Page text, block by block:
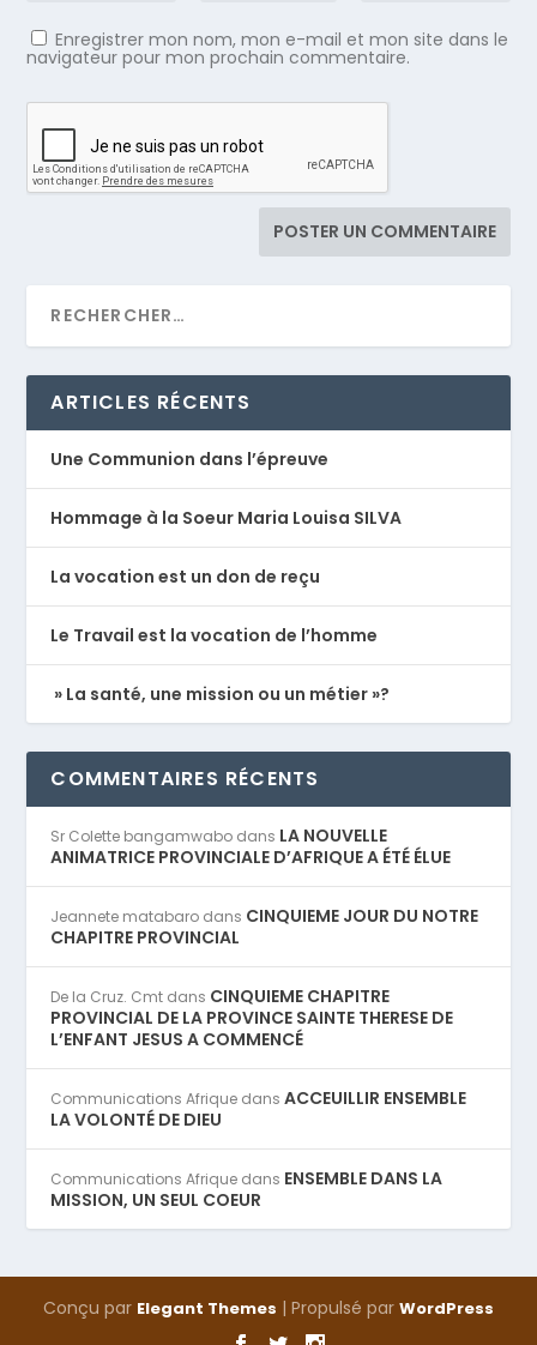
Enregistrer mon nom, mon e-mail et mon site dans le
navigateur pour mon prochain commentaire.
ARTICLES RÉCENTS
Une Communion dans l’épreuve
Hommage à la Soeur Maria Louisa SILVA
La vocation est un don de reçu
Le Travail est la vocation de l’homme
» La santé, une mission ou un métier »?
COMMENTAIRES RÉCENTS
Sr Colette bangamwabo dans LA NOUVELLE
ANIMATRICE PROVINCIALE D’AFRIQUE A ÉTÉ ÉLUE
Jeannete matabaro dans CINQUIEME JOUR DU NOTRE
CHAPITRE PROVINCIAL
De la Cruz. Cmt dans CINQUIEME CHAPITRE
PROVINCIAL DE LA PROVINCE SAINTE THERESE DE
L’ENFANT JESUS A COMMENCÉ
Communications Afrique dansACCEUILLIR ENSEMBLE
LA VOLONTÉ DE DIEU
Communications Afrique dans ENSEMBLE DANS LA
MISSION, UN SEUL COEUR
Conçu par Elegant Themes | Propulsé par WordPress